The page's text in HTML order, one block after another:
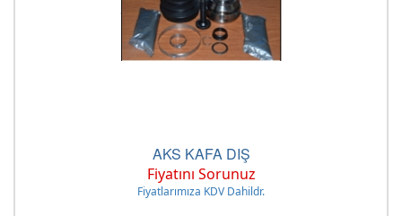
AKS KAFA DIŞ
Fiyatını Sorunuz
Fiyatlarımıza KDV Dahildr.